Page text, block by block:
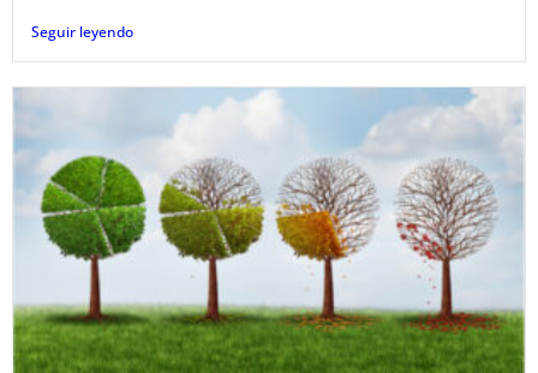
Seguir leyendo